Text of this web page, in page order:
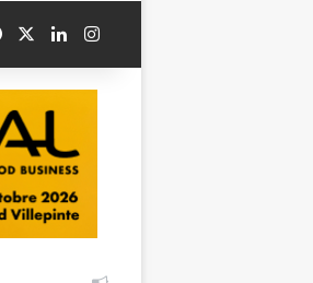
FacebookLinkedinInstagram